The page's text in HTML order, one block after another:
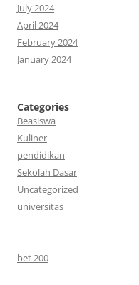
July 2024
April 2024
February 2024
January 2024
Categories
Beasiswa
Kuliner
pendidikan
Sekolah Dasar
Uncategorized
universitas
bet 200